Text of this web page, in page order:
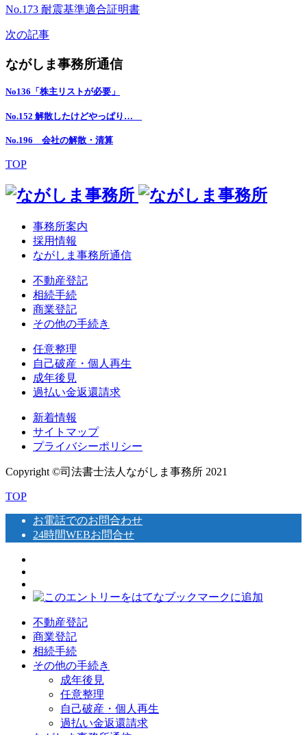
No.173 耐震基準適合証明書
次の記事
ながしま事務所通信
No136「株主リストが必要」
No.152 解散したけどやっぱり…
No.196 会社の解散・清算
TOP
事務所案内
採用情報
ながしま事務所通信
不動産登記
相続手続
商業登記
その他の手続き
任意整理
自己破産・個人再生
成年後見
過払い金返還請求
新着情報
サイトマップ
プライバシーポリシー
Copyright ©司法書士法人ながしま事務所 2021
TOP
お電話でのお問合わせ
24時間WEBお問合せ
不動産登記
商業登記
相続手続
その他の手続き
成年後見
任意整理
自己破産・個人再生
過払い金返還請求